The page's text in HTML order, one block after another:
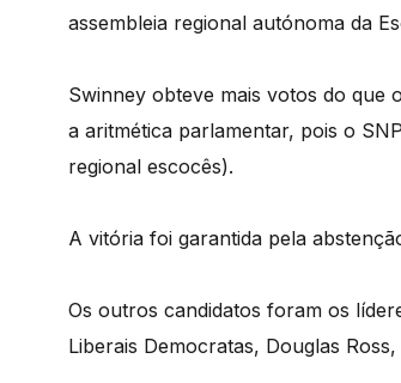
assembleia regional autónoma da
Swinney obteve mais votos do que
a aritmética parlamentar, pois o
regional escocês).
A vitória foi garantida pela
Os outros candidatos foram os
Liberais Democratas, Douglas